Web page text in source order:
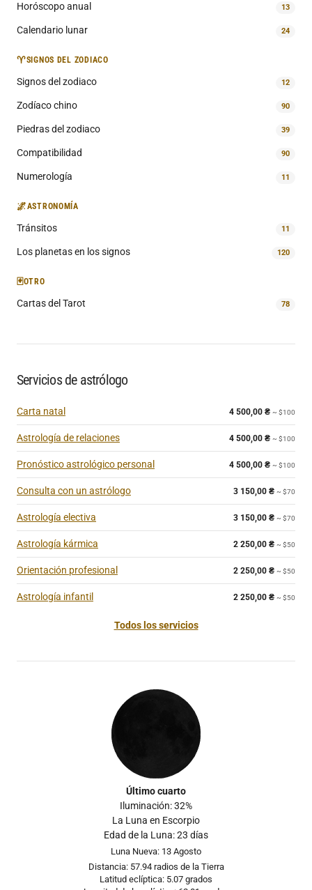
Horóscopo anual 13
Calendario lunar 24
♈SIGNOS DEL ZODIACO
Signos del zodiaco 12
Zodíaco chino 90
Piedras del zodiaco 39
Compatibilidad 90
Numerología 11
🌌ASTRONOMÍA
Tránsitos 11
Los planetas en los signos 120
🃏OTRO
Cartas del Tarot 78
Servicios de astrólogo
Carta natal 4 500,00 ₴ ~ $100
Astrología de relaciones 4 500,00 ₴ ~ $100
Pronóstico astrológico personal 4 500,00 ₴ ~ $100
Consulta con un astrólogo 3 150,00 ₴ ~ $70
Astrología electiva 3 150,00 ₴ ~ $70
Astrología kármica 2 250,00 ₴ ~ $50
Orientación profesional 2 250,00 ₴ ~ $50
Astrología infantil 2 250,00 ₴ ~ $50
Todos los servicios
Último cuarto
Iluminación: 32%
La Luna en Escorpio
Edad de la Luna: 23 días
Luna Nueva: 13 Agosto
Distancia: 57.94 radios de la Tierra
Latitud eclíptica: 5.07 grados